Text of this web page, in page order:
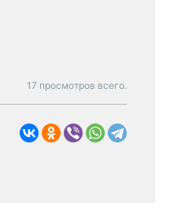
17 просмотров всего.